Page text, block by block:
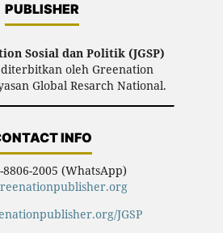
PUBLISHER
Sosial dan Politik (JGSP)
oleh Greenation
Global Resarch National.
INFO
8806-2005 (WhatsApp)
JGSP